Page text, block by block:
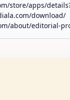
store/apps/
download/
about/editorial-